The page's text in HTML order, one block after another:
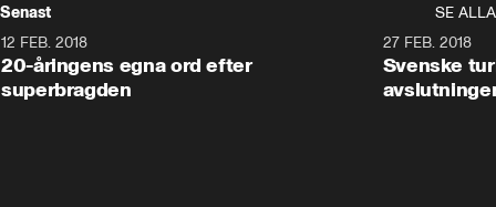
Senast
SE ALLA
12 FEB. 2018
20-åringens egna ord efter
superbragden
27 FEB. 2018
Svenske